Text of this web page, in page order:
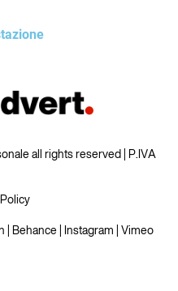
all rights reserved | P.IVA
Behance Instagram Vimeo